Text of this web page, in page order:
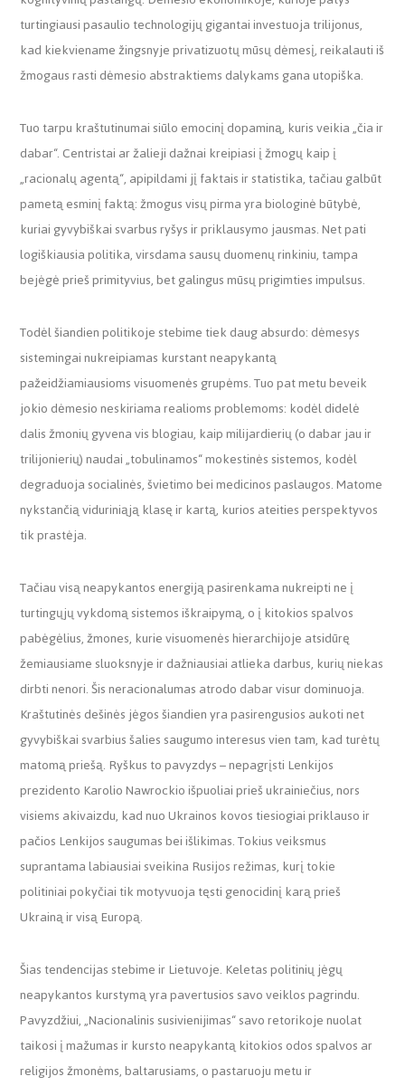
turtingiausi pasaulio technologijų gigantai investuoja trilijonus,
kad kiekviename žingsnyje privatizuotų mūsų dėmesį, reikalauti iš
žmogaus rasti dėmesio abstraktiems dalykams gana utopiška.
Tuo tarpu kraštutinumai siūlo emocinį dopaminą, kuris veikia „čia ir
dabar“. Centristai ar žalieji dažnai kreipiasi į žmogų kaip į
„racionalų agentą“, apipildami jį faktais ir statistika, tačiau galbūt
pametą esminį faktą: žmogus visų pirma yra biologinė būtybė,
kuriai gyvybiškai svarbus ryšys ir priklausymo jausmas. Net pati
logiškiausia politika, virsdama sausų duomenų rinkiniu, tampa
bejėgė prieš primityvius, bet galingus mūsų prigimties impulsus.
Todėl šiandien politikoje stebime tiek daug absurdo: dėmesys
sistemingai nukreipiamas kurstant neapykantą
pažeidžiamiausioms visuomenės grupėms. Tuo pat metu beveik
jokio dėmesio neskiriama realioms problemoms: kodėl didelė
dalis žmonių gyvena vis blogiau, kaip milijardierių (o dabar jau ir
trilijonierių) naudai „tobulinamos“ mokestinės sistemos, kodėl
degraduoja socialinės, švietimo bei medicinos paslaugos. Matome
nykstančią viduriniąją klasę ir kartą, kurios ateities perspektyvos
tik prastėja.
Tačiau visą neapykantos energiją pasirenkama nukreipti ne į
turtingųjų vykdomą sistemos iškraipymą, o į kitokios spalvos
pabėgėlius, žmones, kurie visuomenės hierarchijoje atsidūrę
žemiausiame sluoksnyje ir dažniausiai atlieka darbus, kurių niekas
dirbti nenori. Šis neracionalumas atrodo dabar visur dominuoja.
Kraštutinės dešinės jėgos šiandien yra pasirengusios aukoti net
gyvybiškai svarbius šalies saugumo interesus vien tam, kad turėtų
matomą priešą. Ryškus to pavyzdys – nepagrįsti Lenkijos
prezidento Karolio Nawrockio išpuoliai prieš ukrainiečius, nors
visiems akivaizdu, kad nuo Ukrainos kovos tiesiogiai priklauso ir
pačios Lenkijos saugumas bei išlikimas. Tokius veiksmus
suprantama labiausiai sveikina Rusijos režimas, kurį tokie
politiniai pokyčiai tik motyvuoja tęsti genocidinį karą prieš
Ukrainą ir visą Europą.
Šias tendencijas stebime ir Lietuvoje. Keletas politinių jėgų
neapykantos kurstymą yra pavertusios savo veiklos pagrindu.
Pavyzdžiui, „Nacionalinis susivienijimas“ savo retorikoje nuolat
taikosi į mažumas ir kursto neapykantą kitokios odos spalvos ar
religijos žmonėms, baltarusiams, o pastaruoju metu ir